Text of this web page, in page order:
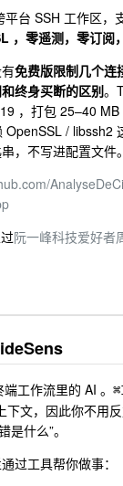
台 SSH 工作区，
，零遥测，零订阅
免费版限制几个连
终身买断的区别。
，打包 25–40
OpenSSL / libssh2
，不写进配置文件。
阮一峰科技爱好者
工作流里的 AI 。
文，因此你不用
是什么”。
过工具帮你做事：